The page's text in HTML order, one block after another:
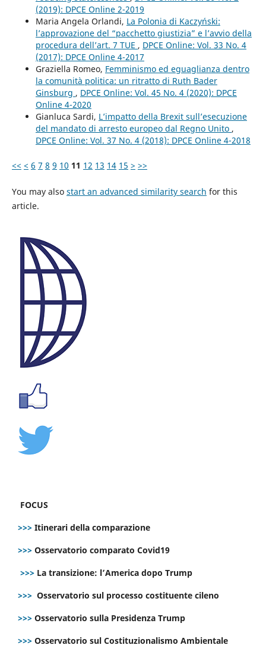
(2019): DPCE Online 2-2019
Maria Angela Orlandi, La Polonia di Kaczyński:
l’approvazione del “pacchetto giustizia” e l’avvio della
procedura dell’art. 7 TUE , DPCE Online: Vol. 33 No. 4
(2017): DPCE Online 4-2017
Graziella Romeo, Femminismo ed eguaglianza dentro
la comunità politica: un ritratto di Ruth Bader
Ginsburg , DPCE Online: Vol. 45 No. 4 (2020): DPCE
Online 4-2020
Gianluca Sardi, L’impatto della Brexit sull’esecuzione
del mandato di arresto europeo dal Regno Unito ,
DPCE Online: Vol. 37 No. 4 (2018): DPCE Online 4-2018
<< < 6 7 8 9 10 11 12 13 14 15 > >>
You may also start an advanced similarity search for this
article.
FOCUS
>>> Itinerari della comparazione
>>> Osservatorio comparato Covid19
>>> La transizione: l’America dopo Trump
>>> Osservatorio sul processo costituente cileno
>>> Osservatorio sulla Presidenza Trump
>>> Osservatorio sul Costituzionalismo Ambientale